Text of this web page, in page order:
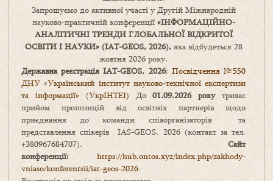
Запрошуємо до активної участі у Другій Міжнародній
науково-практичній конференції «ІНФОРМАЦІЙНО-
АНАЛІТИЧНІ ТРЕНДИ ГЛОБАЛЬНОЇ ВІДКРИТОЇ
ОСВІТИ І НАУКИ» (IAT-GEOS, 2026),яка відбудеться 28
жовтня 2026 року.
Державна реєстрація IAT-GEOS, 2026: Посвідчення №550
ДНУ «Український інститут науково-технічної експертизи
та інформації» (УкрІНТЕІ) До01.09.2026 рокутриває
прийом пропозицій від освітніх партнерів щодо
приєднання до команди співорганізаторів та
представлення спікерів IAS-GEOS, 2026 (контакт за тел.
+380967684707). Сайт
конференції: https://hub.ontos.xyz/index.php/zakhody-
vniaso/konferentsii/iat-geos-2026